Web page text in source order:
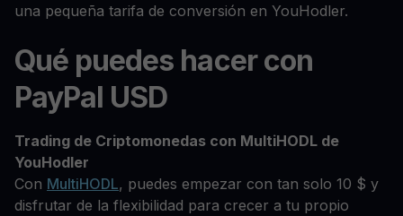
una pequeña tarifa de conversión en YouHodler.
Qué puedes hacer con
PayPal USD
Trading de Criptomonedas con MultiHODL de
YouHodler
Con MultiHODL, puedes empezar con tan solo 10 $ y
disfrutar de la flexibilidad para crecer a tu propio